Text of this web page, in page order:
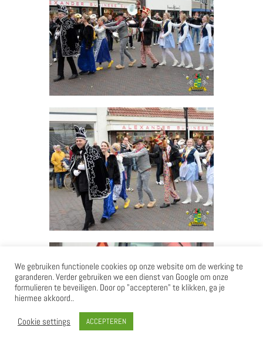
We gebruiken functionele cookies op onze website om de werking te
garanderen. Verder gebruiken we een dienst van Google om onze
formulieren te beveiligen. Door op "accepteren" te klikken, ga je
hiermee akkoord..
Cookie settings ACCEPTEREN